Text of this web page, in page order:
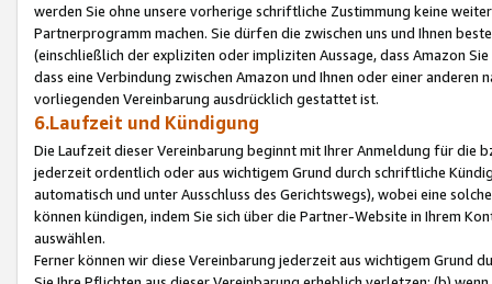
werden Sie ohne unsere vorherige schriftliche Zustimmung keine
Partnerprogramm machen. Sie dürfen die zwischen uns und Ihnen
(einschließlich der expliziten oder impliziten Aussage, dass Amazon
dass eine Verbindung zwischen Amazon und Ihnen oder einer
vorliegenden Vereinbarung ausdrücklich gestattet ist.
6.Laufzeit und Kündigung
Die Laufzeit dieser Vereinbarung beginnt mit Ihrer Anmeldung für die
jederzeit ordentlich oder aus wichtigem Grund durch schriftliche
automatisch und unter Ausschluss des Gerichtswegs), wobei eine
können kündigen, indem Sie sich über die Partner-Website in Ihrem
auswählen.
Ferner können wir diese Vereinbarung jederzeit aus wichtigem Grund